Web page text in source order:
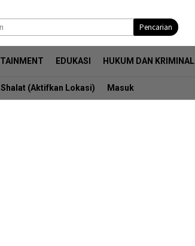
Pencarian
EDUKASI HUKUM DAN KRIMINAL
(Aktifkan Lokasi) Masuk